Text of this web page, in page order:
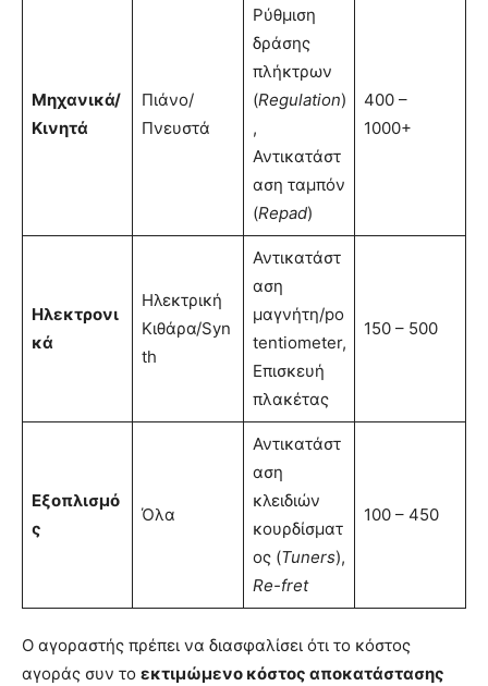
Μηχανικά/
Κινητά
Πιάνο/
Πνευστά
Ρύθμιση
δράσης
πλήκτρων
(Regulation)
,
Αντικατάστ
αση ταμπόν
(Repad)
400 –
1000+
Ηλεκτρονι
κά
Ηλεκτρική
Κιθάρα/Syn
th
Αντικατάστ
αση
μαγνήτη/po
tentiometer,
Επισκευή
πλακέτας
150 – 500
Εξοπλισμό
ς
Όλα
Αντικατάστ
αση
κλειδιών
κουρδίσματ
ος (Tuners),
Re-fret
100 – 450
Ο αγοραστής πρέπει να διασφαλίσει ότι το κόστος
αγοράς συν το εκτιμώμενο κόστος αποκατάστασης